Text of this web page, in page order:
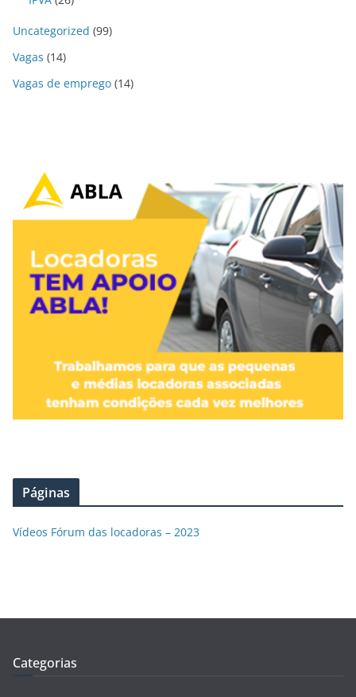
Uncategorized (99)
Vagas (14)
Vagas de emprego (14)
Páginas
Vídeos Fórum das locadoras – 2023
Categorias